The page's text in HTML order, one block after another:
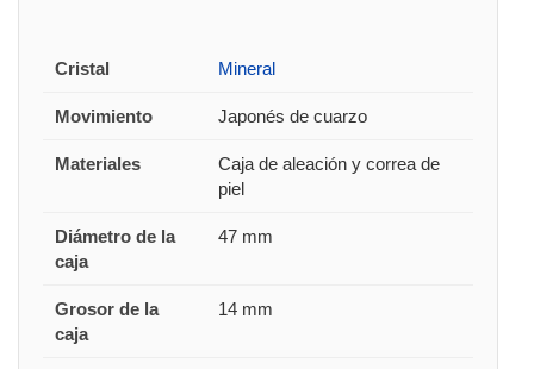
Cristal Mineral
Movimiento Japonés de cuarzo
Materiales
Caja de aleación y correa de
piel
Diámetro de la
caja
47 mm
Grosor de la
caja
14 mm